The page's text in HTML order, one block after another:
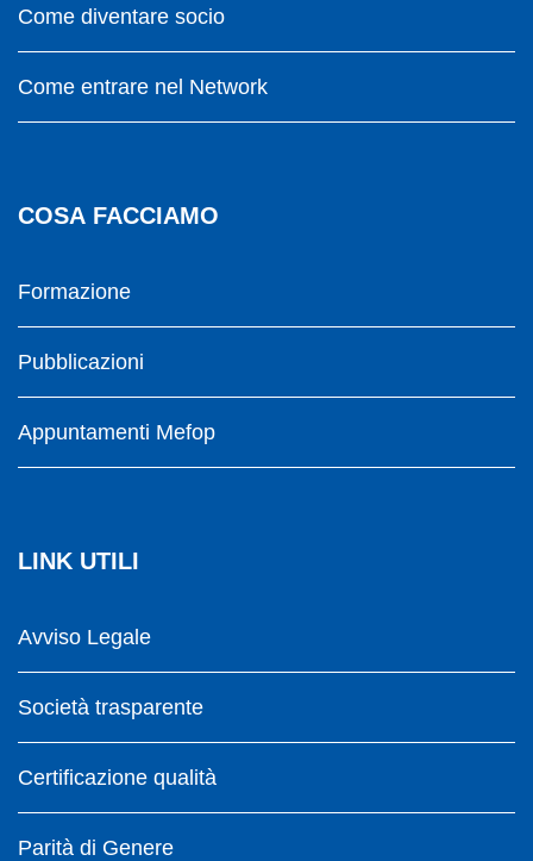
Come diventare socio
Come entrare nel Network
COSA FACCIAMO
Formazione
Pubblicazioni
Appuntamenti Mefop
LINK UTILI
Avviso Legale
Società trasparente
Certificazione qualità
Parità di Genere